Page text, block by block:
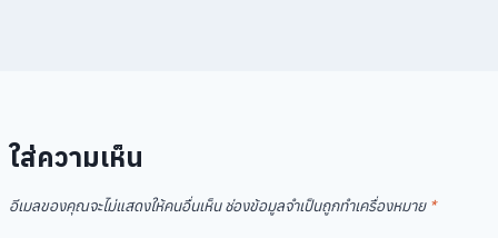
ใส่ความเห็น
อีเมลของคุณจะไม่แสดงให้คนอื่นเห็น ช่องข้อมูลจำเป็นถูกทำเครื่องหมาย *